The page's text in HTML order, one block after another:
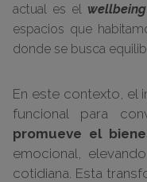
actual es el wellbeing
espacios que
donde se busca
En este contexto, el
funcional para
promueve el
emocional,
cotidiana. Esta